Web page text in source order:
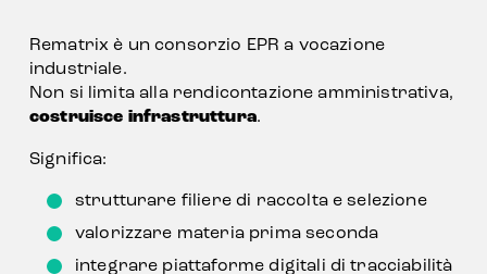
Rematrix è un consorzio EPR a vocazione
industriale.
costruisce infrastruttura.
Significa:
strutturare filiere di raccolta e selezione
valorizzare materia prima seconda
integrare piattaforme digitali di tracciabilità